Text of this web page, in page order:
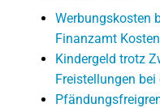
Werbungskosten
Finanzamt
Kindergeld trotz
Freistellungen bei